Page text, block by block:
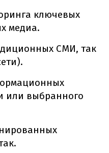
ключевых
медиа.
СМИ, так
или выбранного